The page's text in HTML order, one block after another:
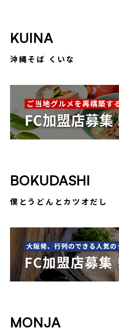
KUINA
沖縄そば くいな
BOKUDASHI
僕とうどんとカツオだし
MONJA